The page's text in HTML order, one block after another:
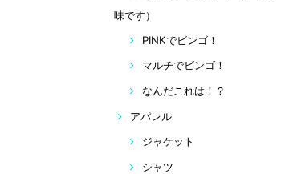
味です）
PINKでビンゴ！
マルチでビンゴ！
なんだこれは！？
アパレル
ジャケット
シャツ